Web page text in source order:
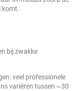
komt.
bij zwakke
veel professionele
variëren tussen ~30